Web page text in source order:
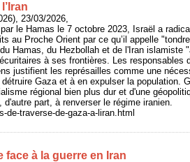
23/03/2026,
le Hamas le 7 octobre 2023, Israël a
au Proche Orient par ce qu’il appelle
Hamas, du Hezbollah et de l'Iran islamiste
à ses frontières. Les responsables
justifient les représailles comme une
Gaza et à en expulser la population.
régional bien plus dur et d'une
part, à renverser le régime iranien.
traverse-de-gaza-a-liran.html
face à la guerre en Iran